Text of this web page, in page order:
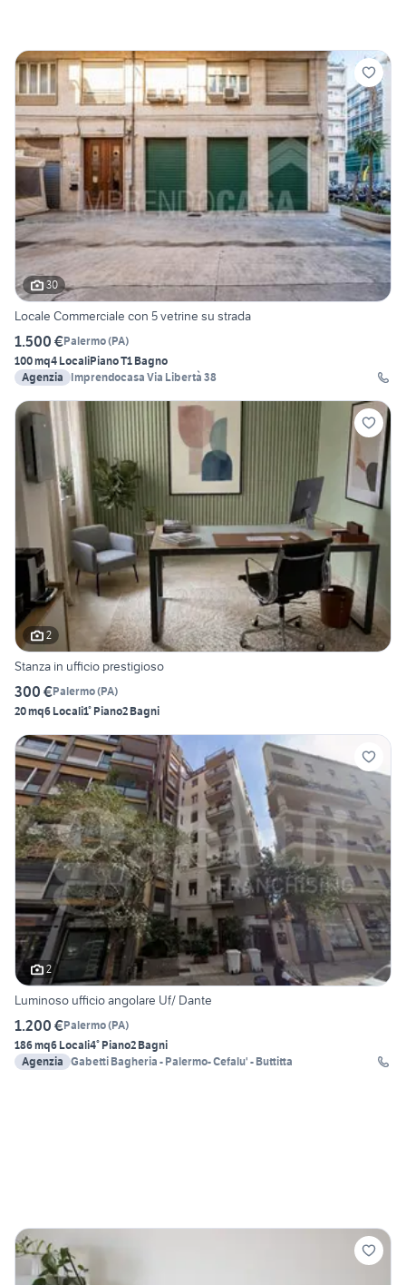
30
Locale Commerciale con 5 vetrine su strada
1.500 €Palermo(PA)
100 mq4 LocaliPiano T1 Bagno
Agenzia
Imprendocasa Via Libertà 38
2
Stanza in ufficio prestigioso
300 €Palermo(PA)
20 mq6 Locali1° Piano2 Bagni
2
Luminoso ufficio angolare Uf/ Dante
1.200 €Palermo(PA)
186 mq6 Locali4° Piano2 Bagni
Agenzia Gabetti Bagheria - Palermo- Cefalu' - Buttitta